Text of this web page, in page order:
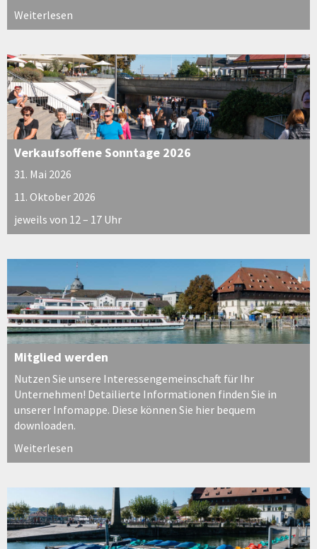
Weiterlesen
Verkaufsoffene Sonntage 2026
31. Mai 2026
11. Oktober 2026
jeweils von 12 – 17 Uhr
Mitglied werden
Nutzen Sie unsere Interessengemeinschaft für Ihr
Unternehmen! Detailierte Informationen finden Sie in
unserer Infomappe. Diese können Sie hier bequem
downloaden.
Weiterlesen